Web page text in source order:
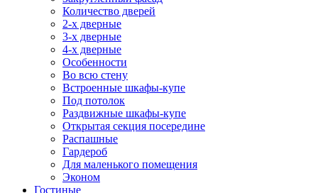
Количество дверей
2-х дверные
3-х дверные
4-х дверные
Особенности
Во всю стену
Встроенные шкафы-купе
Под потолок
Раздвижные шкафы-купе
Открытая секция посередине
Распашные
Гардероб
Для маленького помещения
Эконом
Гостиные